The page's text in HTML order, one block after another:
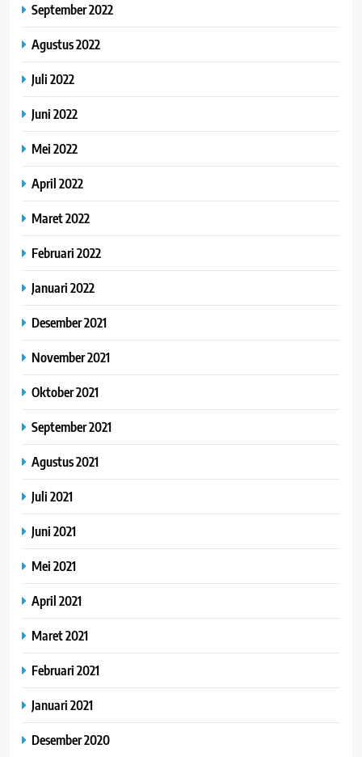
September 2022
Agustus 2022
Juli 2022
Juni 2022
Mei 2022
April 2022
Maret 2022
Februari 2022
Januari 2022
Desember 2021
November 2021
Oktober 2021
September 2021
Agustus 2021
Juli 2021
Juni 2021
Mei 2021
April 2021
Maret 2021
Februari 2021
Januari 2021
Desember 2020